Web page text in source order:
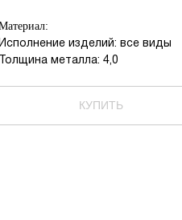
КУПИТЬ
Исполнение изделий: все виды
Толщина металла: 4,0